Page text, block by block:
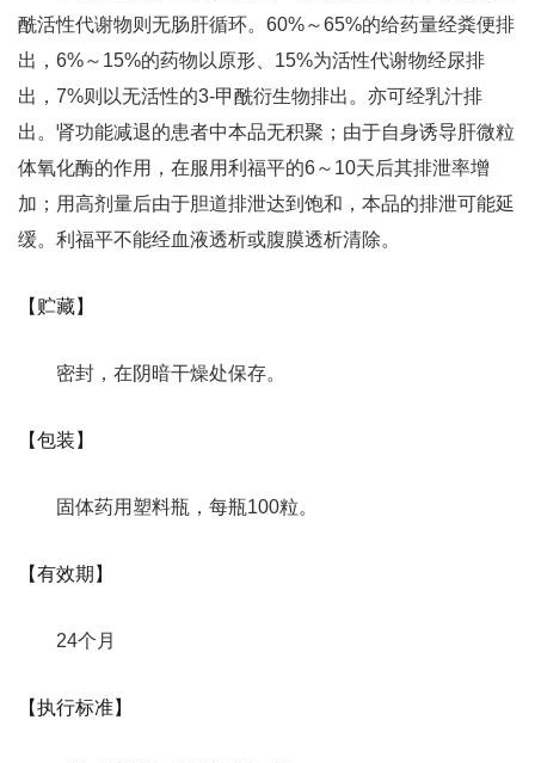
酰活性代谢物则无肠肝循环。60%～65%的给药量经粪便排
出，6%～15%的药物以原形、15%为活性代谢物经尿排
出，7%则以无活性的3-甲酰衍生物排出。亦可经乳汁排
出。肾功能减退的患者中本品无积聚；由于自身诱导肝微粒
体氧化酶的作用，在服用利福平的6～10天后其排泄率增
加；用高剂量后由于胆道排泄达到饱和，本品的排泄可能延
缓。利福平不能经血液透析或腹膜透析清除。
【贮藏】
密封，在阴暗干燥处保存。
【包装】
固体药用塑料瓶，每瓶100粒。
【有效期】
24个月
【执行标准】